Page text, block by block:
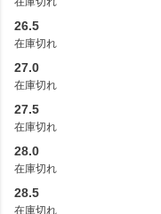
26.5
在庫切れ
27.0
在庫切れ
27.5
在庫切れ
28.0
在庫切れ
28.5
在庫切れ